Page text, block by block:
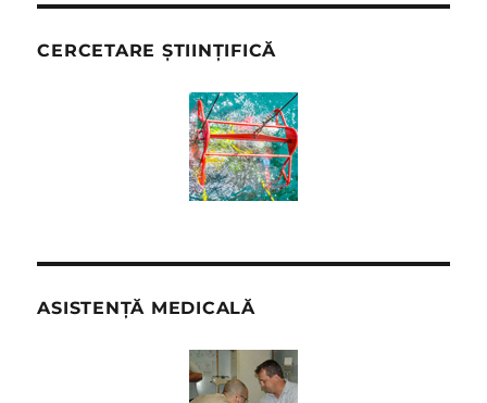
CERCETARE ȘTIINȚIFICĂ
ASISTENȚĂ MEDICALĂ